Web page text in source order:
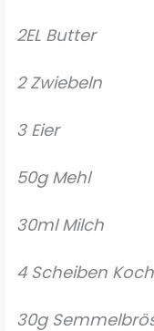
2EL Butter
2 Zwiebeln
3 Eier
50g Mehl
30ml Milch
4 Scheiben
30g